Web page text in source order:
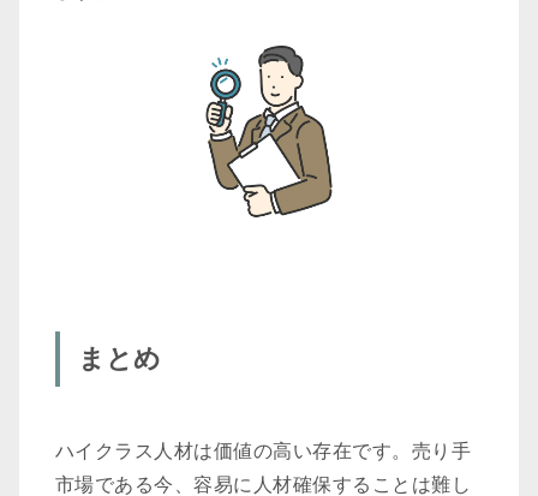
まとめ
ハイクラス人材は価値の高い存在です。売り手
市場である今、容易に人材確保することは難し